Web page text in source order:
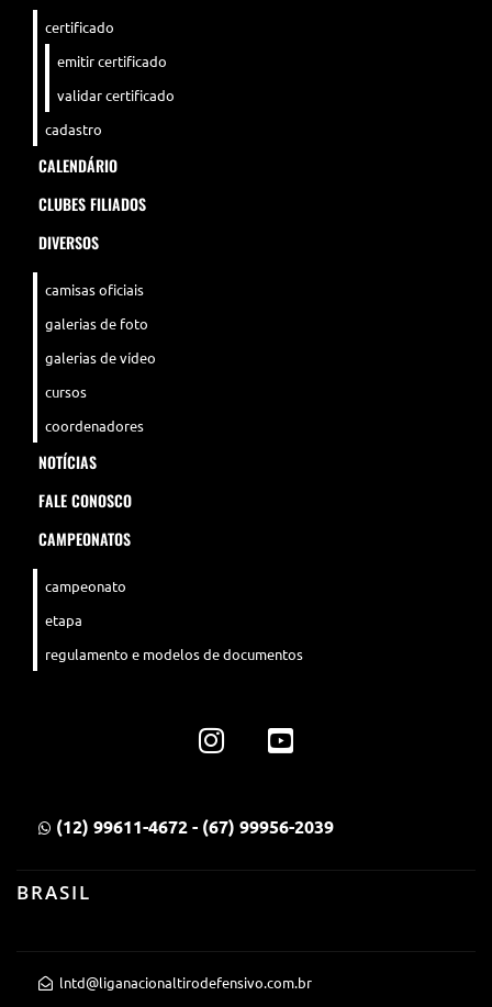
certificado
emitir certificado
validar certificado
cadastro
CALENDÁRIO
CLUBES FILIADOS
DIVERSOS
camisas oficiais
galerias de foto
galerias de vídeo
cursos
coordenadores
NOTÍCIAS
FALE CONOSCO
CAMPEONATOS
campeonato
etapa
regulamento e modelos de documentos
(12) 99611-4672 - (67) 99956-2039
BRASIL
lntd@liganacionaltirodefensivo.com.br